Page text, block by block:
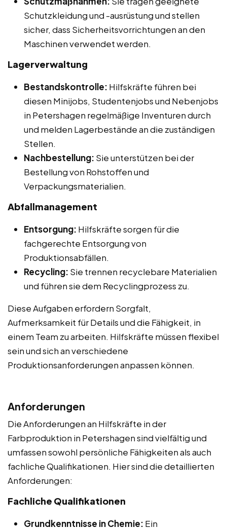
Schutzkleidung und -ausrüstung und stellen
sicher, dass Sicherheitsvorrichtungen an den
Maschinen verwendet werden.
Lagerverwaltung
Bestandskontrolle: Hilfskräfte führen bei
diesen Minijobs, Studentenjobs und Nebenjobs
in Petershagen regelmäßige Inventuren durch
und melden Lagerbestände an die zuständigen
Stellen.
Nachbestellung: Sie unterstützen bei der
Bestellung von Rohstoffen und
Verpackungsmaterialien.
Abfallmanagement
Entsorgung: Hilfskräfte sorgen für die
fachgerechte Entsorgung von
Produktionsabfällen.
Recycling: Sie trennen recyclebare Materialien
und führen sie dem Recyclingprozess zu.
Diese Aufgaben erfordern Sorgfalt,
Aufmerksamkeit für Details und die Fähigkeit, in
einem Team zu arbeiten. Hilfskräfte müssen flexibel
sein und sich an verschiedene
Produktionsanforderungen anpassen können.
Anforderungen
Die Anforderungen an Hilfskräfte in der
Farbproduktion in Petershagen sind vielfältig und
umfassen sowohl persönliche Fähigkeiten als auch
fachliche Qualifikationen. Hier sind die detaillierten
Anforderungen:
Fachliche Qualifikationen
Grundkenntnisse in Chemie: Ein